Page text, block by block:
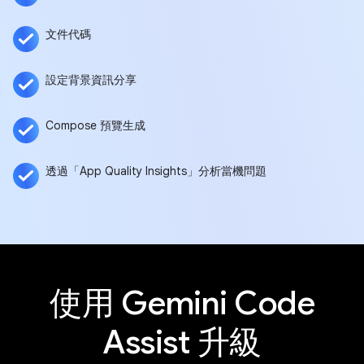
文件代碼
設定背景資訊分享
Compose 預覽生成
透過「App Quality Insights」分析當機問題
使用 Gemini Code
Assist 升級